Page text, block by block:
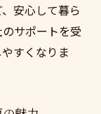
安心して暮ら
サポートを受
すくなりま